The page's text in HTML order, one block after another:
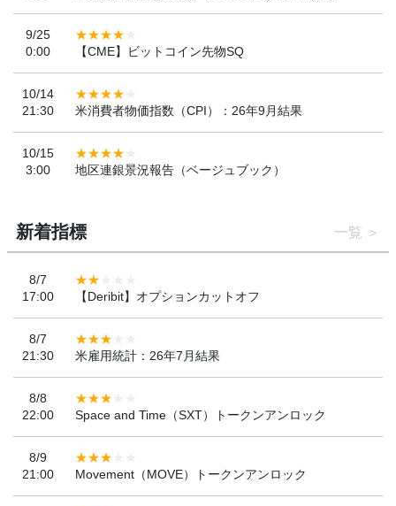
9/25
0:00
【CME】ビットコイン先物SQ
10/14
21:30
米消費者物価指数（CPI）：26年9月結果
10/15
3:00
地区連銀景況報告（ベージュブック）
新着指標 一覧
8/7
17:00
【Deribit】オプションカットオフ
8/7
21:30
米雇用統計：26年7月結果
8/8
22:00
Space and Time（SXT）トークンアンロック
8/9
21:00
Movement（MOVE）トークンアンロック